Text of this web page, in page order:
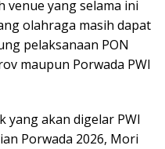
venue yang selama ini
olahraga masih dapat
pelaksanaan PON
maupun Porwada PWI
yang akan digelar PWI
Porwada 2026, Mori